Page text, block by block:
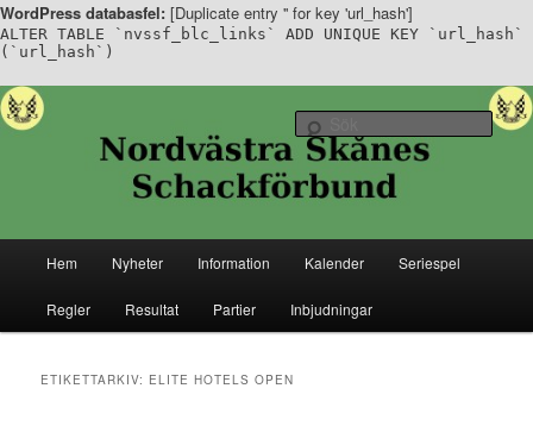
WordPress databasfel: [Duplicate entry '' for key 'url_hash']
ALTER TABLE `nvssf_blc_links` ADD UNIQUE KEY `url_hash`
(`url_hash`)
Hoppa
till
Hoppa
till
Nordvästra Skånes Schackförbund
Senaste nytt ifrån Nordvästra Skånes Schackförbund
Sök
Hem Nyheter Information Kalender Seriespel
Regler Resultat Partier Inbjudningar
ETIKETTARKIV: ELITE HOTELS OPEN